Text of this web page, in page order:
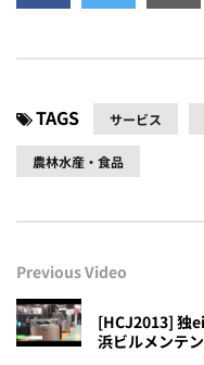
TAGS サービス
農林水産・食品
Previous Video
[HCJ2013] 独
浜ビルメンテ